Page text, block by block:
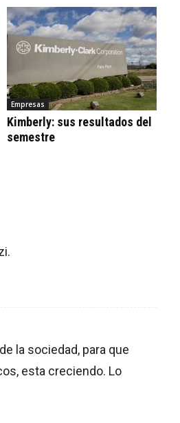
Empresas
Kimberly: sus resultados del
semestre
la sociedad, para que
esta creciendo. Lo